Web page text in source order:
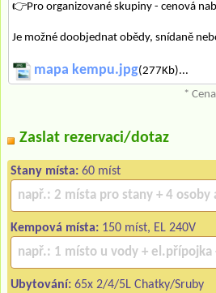
👉Pro organizované skupiny - cenová
Je možné doobjednat obědy, snídaně
mapa kempu.jpg(277Kb)...
*
Zaslat rezervaci/dotaz
Stany místa: 60 míst
Kempová místa: 150 míst, EL 240V
Ubytování: 65x 2/4/5L Chatky/Sruby